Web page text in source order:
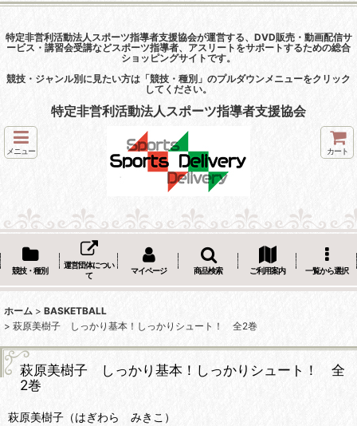
特定非営利活動法人スポーツ指導者支援協会が運営する、DVD販売・動画配信サ
ービス・講習会受講などスポーツ指導者、アスリートをサポートするための総合
ショッピングサイトです。
競技・ジャンル別に見たい方は「競技・種別」のプルダウンメニューをクリック
してください。
特定非営利活動法人スポーツ指導者支援協会
メニュー カート
競技・種別
運営団体につい
て
マイページ 商品検索 ご利用案内 一覧から選択
ホーム > BASKETBALL
> 萩原美樹子 しっかり基本！しっかりシュート！ 全2巻
萩原美樹子 しっかり基本！しっかりシュート！ 全
2巻
萩原美樹子（はぎわら みきこ）